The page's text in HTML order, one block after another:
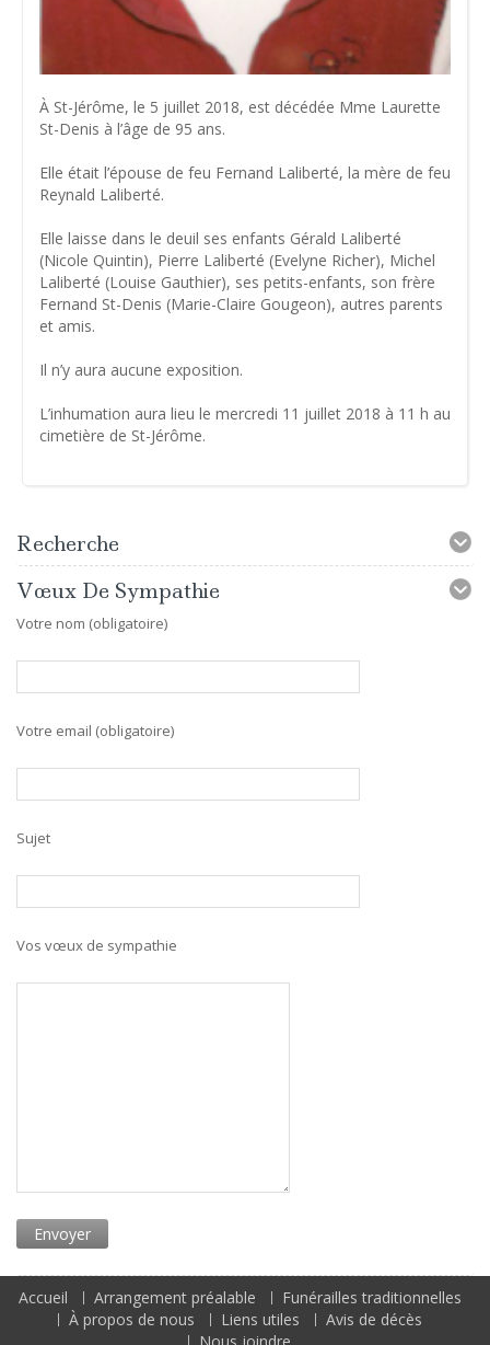
À St-Jérôme, le 5 juillet 2018, est décédée Mme Laurette
St-Denis à l’âge de 95 ans.
Elle était l’épouse de feu Fernand Laliberté, la mère de feu
Reynald Laliberté.
Elle laisse dans le deuil ses enfants Gérald Laliberté
(Nicole Quintin), Pierre Laliberté (Evelyne Richer), Michel
Laliberté (Louise Gauthier), ses petits-enfants, son frère
Fernand St-Denis (Marie-Claire Gougeon), autres parents
et amis.
Il n’y aura aucune exposition.
L’inhumation aura lieu le mercredi 11 juillet 2018 à 11 h au
cimetière de St-Jérôme.
Recherche
Vœux De Sympathie
Votre nom (obligatoire)
Votre email (obligatoire)
Sujet
Vos vœux de sympathie
Accueil Arrangement préalable
Funérailles traditionnelles
À propos de nous
Liens utiles
Avis de décès